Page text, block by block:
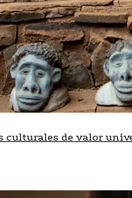
culturales de valor